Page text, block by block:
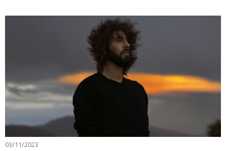
03/11/2023